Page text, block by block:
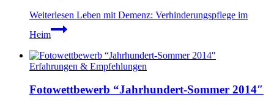
Weiterlesen Leben mit Demenz: Verhinderungspflege im
Heim
Erfahrungen & Empfehlungen
Fotowettbewerb “Jahrhundert-Sommer 2014″